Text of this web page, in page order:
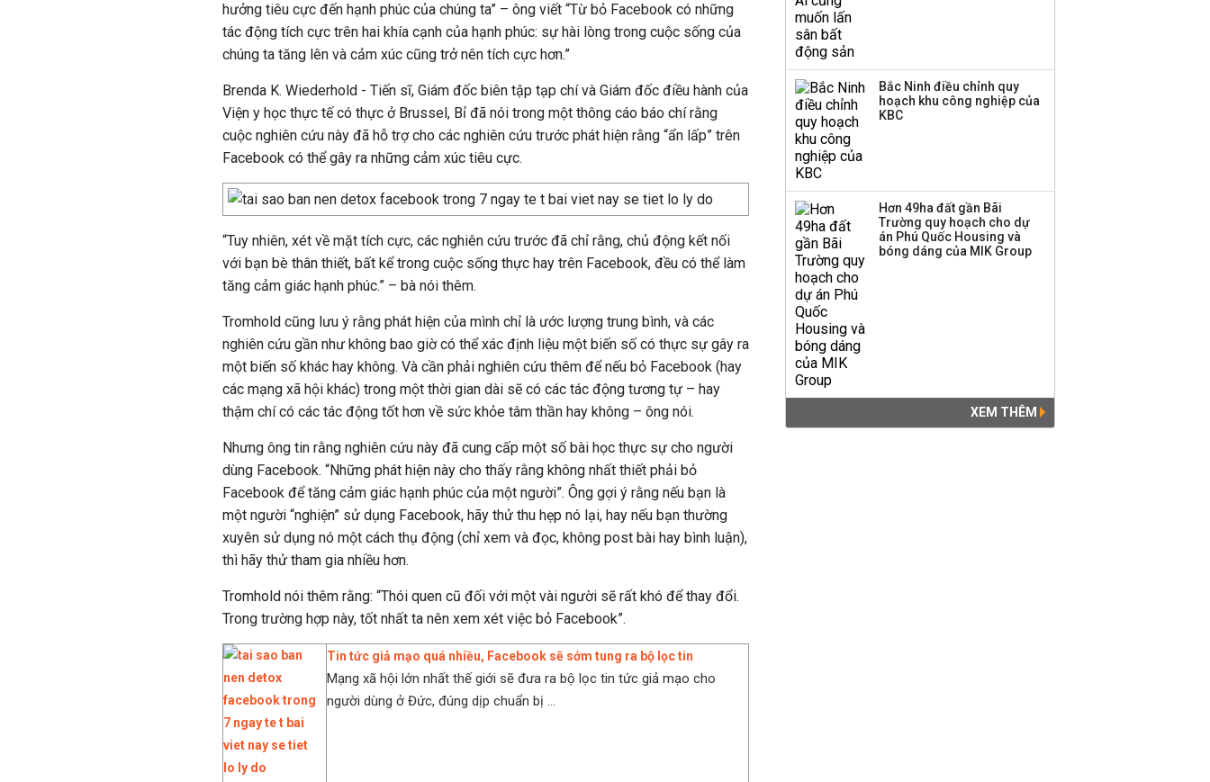
hưởng tiêu cực đến hạnh phúc của chúng ta” – ông viết “Từ bỏ Facebook có những
tác động tích cực trên hai khía cạnh của hạnh phúc: sự hài lòng trong cuộc sống của
chúng ta tăng lên và cảm xúc cũng trở nên tích cực hơn.”
Brenda K. Wiederhold - Tiến sĩ, Giám đốc biên tập tạp chí và Giám đốc điều hành của
Viện y học thực tế có thực ở Brussel, Bỉ đã nói trong một thông cáo báo chí rằng
cuộc nghiên cứu này đã hỗ trợ cho các nghiên cứu trước phát hiện rằng “ẩn lấp” trên
Facebook có thể gây ra những cảm xúc tiêu cực.
“Tuy nhiên, xét về mặt tích cực, các nghiên cứu trước đã chỉ rằng, chủ động kết nối
với bạn bè thân thiết, bất kể trong cuộc sống thực hay trên Facebook, đều có thể làm
tăng cảm giác hạnh phúc.” – bà nói thêm.
Tromhold cũng lưu ý rằng phát hiện của mình chỉ là ước lượng trung bình, và các
nghiên cứu gần như không bao giờ có thể xác định liệu một biến số có thực sự gây ra
một biến số khác hay không. Và cần phải nghiên cứu thêm để nếu bỏ Facebook (hay
các mạng xã hội khác) trong một thời gian dài sẽ có các tác động tương tự – hay
thậm chí có các tác động tốt hơn về sức khỏe tâm thần hay không – ông nói.
Nhưng ông tin rằng nghiên cứu này đã cung cấp một số bài học thực sự cho người
dùng Facebook. “Những phát hiện này cho thấy rằng không nhất thiết phải bỏ
Facebook để tăng cảm giác hạnh phúc của một người”. Ông gợi ý rằng nếu bạn là
một người “nghiện” sử dụng Facebook, hãy thử thu hẹp nó lại, hay nếu bạn thường
xuyên sử dụng nó một cách thụ động (chỉ xem và đọc, không post bài hay bình luận),
thì hãy thử tham gia nhiều hơn.
Tromhold nói thêm rằng: “Thói quen cũ đối với một vài người sẽ rất khó để thay đổi.
Trong trường hợp này, tốt nhất ta nên xem xét việc bỏ Facebook”.
Tin tức giả mạo quá nhiều, Facebook sẽ sớm tung ra bộ lọc tin
Mạng xã hội lớn nhất thế giới sẽ đưa ra bộ lọc tin tức giả mạo cho
người dùng ở Đức, đúng dịp chuẩn bị ...
Bắc Ninh điều chỉnh quy
hoạch khu công nghiệp của
KBC
Hơn 49ha đất gần Bãi
Trường quy hoạch cho dự
án Phú Quốc Housing và
bóng dáng của MIK Group
XEM THÊM